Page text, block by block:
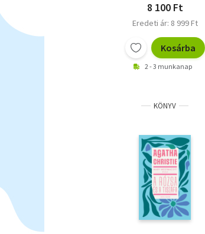
8 100 Ft
Eredeti ár: 8 999 Ft
Kosárba
2 - 3 munkanap
KÖNYV